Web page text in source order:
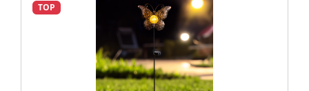
TOP